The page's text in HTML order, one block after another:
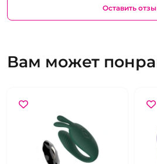
Оставить
Вам может